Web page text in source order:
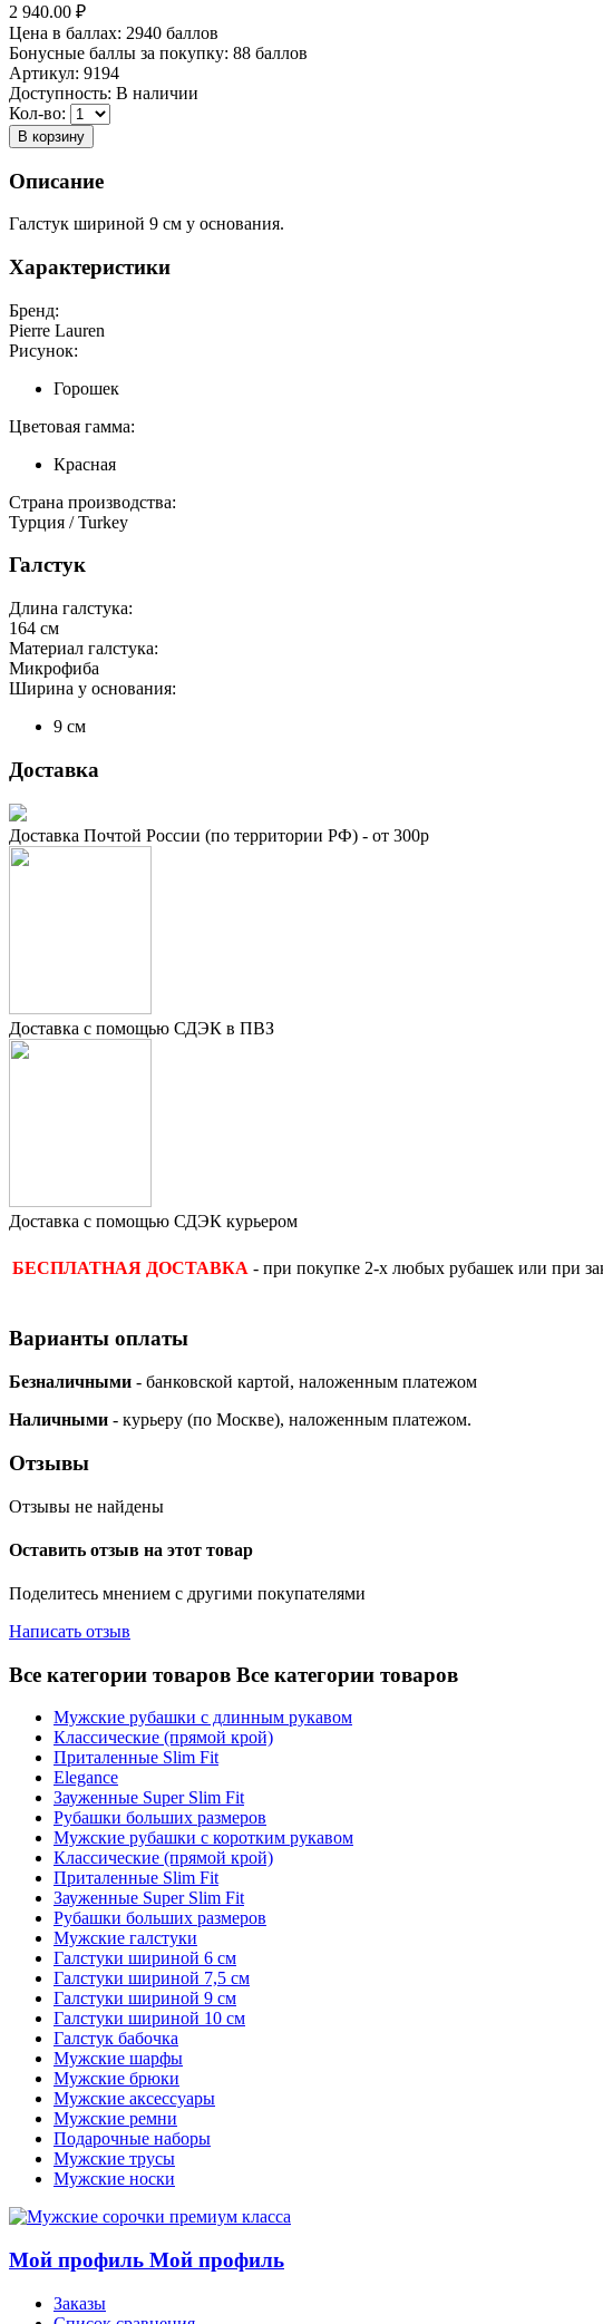
2 940.00 ₽
Цена в баллах: 2940 баллов
Бонусные баллы за покупку: 88 баллов
Артикул: 9194
Доступность: В наличии
Кол-во:
В корзину
Описание
Галстук шириной 9 см у основания.
Характеристики
Бренд:
Pierre Lauren
Рисунок:
Горошек
Цветовая гамма:
Красная
Страна производства:
Турция / Turkey
Галстук
Длина галстука:
164 см
Материал галстука:
Микрофиба
Ширина у основания:
9 см
Доставка
Доставка Почтой России (по территории РФ) - от 300р
Доставка с помощью СДЭК в ПВЗ
Доставка с помощью СДЭК курьером
БЕСПЛАТНАЯ ДОСТАВКА - при покупке 2-х любых рубашек или при
Варианты оплаты
Безналичными - банковской картой, наложенным платежом
Наличными - курьеру (по Москве), наложенным платежом.
Отзывы
Отзывы не найдены
Оставить отзыв на этот товар
Поделитесь мнением с другими покупателями
Написать отзыв
Все категории товаров Все категории товаров
Мужские рубашки с длинным рукавом
Классические (прямой крой)
Приталенные Slim Fit
Elegance
Зауженные Super Slim Fit
Рубашки больших размеров
Мужские рубашки с коротким рукавом
Классические (прямой крой)
Приталенные Slim Fit
Зауженные Super Slim Fit
Рубашки больших размеров
Мужские галстуки
Галстуки шириной 6 см
Галстуки шириной 7,5 см
Галстуки шириной 9 см
Галстуки шириной 10 см
Галстук бабочка
Мужские шарфы
Мужские брюки
Мужские аксессуары
Мужские ремни
Подарочные наборы
Мужские трусы
Мужские носки
Мой профиль Мой профиль
Заказы